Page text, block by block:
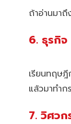
ถ้าอ่านมา
6. ธุรกิจ
เรียนทฤษฎี
แล้วมาทำ
7. วิศว